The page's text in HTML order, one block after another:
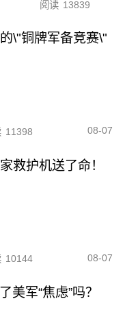
阅读 13839
\"铜牌军备竞赛\"
11398 08-07
救护机送了命！
10144 08-07
美军“焦虑”吗？